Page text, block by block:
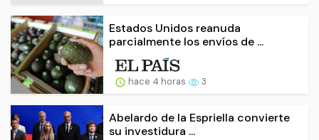
Estados Unidos reanuda
parcialmente los envíos de ...
hace 4 horas 3
Abelardo de la Espriella convierte
su investidura ...